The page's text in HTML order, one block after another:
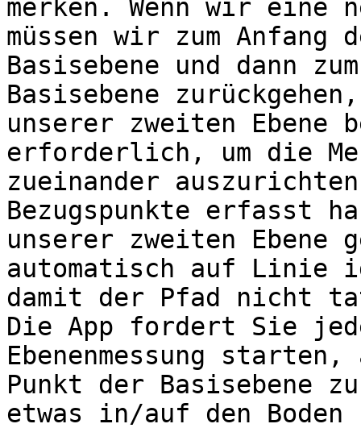
merken. Wenn wir eine
müssen wir zum Anfang
Basisebene und dann
Basisebene
unserer zweiten Ebene
erforderlich, um die
zueinander
Bezugspunkte erfasst
unserer zweiten Ebene
automatisch auf Linie
damit der Pfad nicht
Die App fordert Sie
Ebenenmessung
Punkt der Basisebene
etwas in/auf den